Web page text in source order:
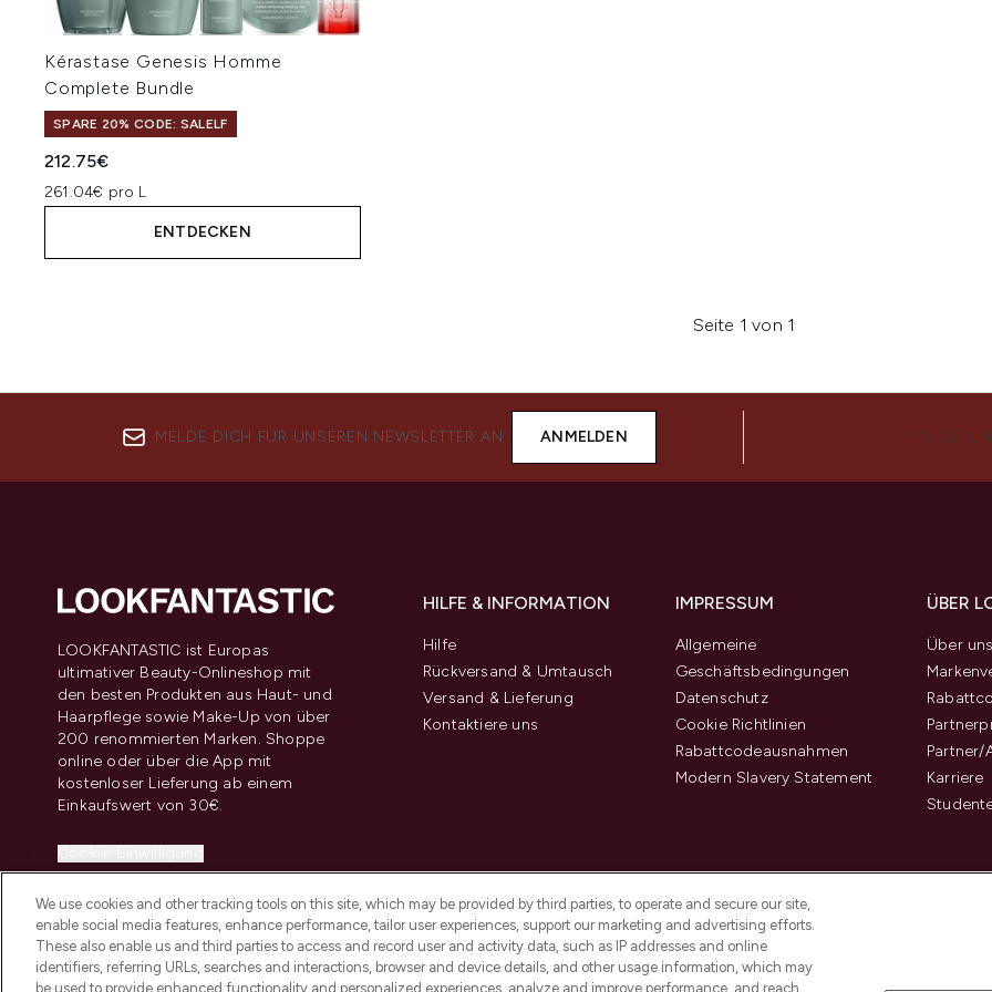
Kérastase Genesis Homme
Complete Bundle
SPARE 20% CODE: SALELF
212.75€
261.04€ pro L
ENTDECKEN
Seite 1 von 1
MELDE DICH FÜR UNSEREN NEWSLETTER AN ANMELDEN FOLGE
LOOKFANTASTIC ist Europas
ultimativer Beauty-Onlineshop mit
den besten Produkten aus Haut- und
Haarpflege sowie Make-Up von über
200 renommierten Marken. Shoppe
online oder über die App mit
kostenloser Lieferung ab einem
Einkaufswert von 30€.
Information
HILFE & INFORMATION
Hilfe
Rückversand & Umtausch
Versand & Lieferung
Kontaktiere uns
IMPRESSUM
Allgemeine
Geschäftsbedingungen
Datenschutz
Cookie Richtlinien
Rabattcodeausnahmen
Modern Slavery Statement
ÜBER
Über
Partner/
Karriere
We use cookies and other tracking tools on this site, which may be provided by third parties, to operate and secure our site,
enable social media features, enhance performance, tailor user experiences, support our marketing and advertising efforts.
These also enable us and third parties to access and record user and activity data, such as IP addresses and online
identifiers, referring URLs, searches and interactions, browser and device details, and other usage information, which may
be used to provide enhanced functionality and personalized experiences, analyze and improve performance, and reach